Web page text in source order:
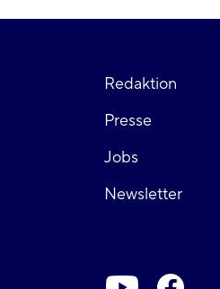
Fußzeile
rechts
Redaktion
Presse
Jobs
Newsletter